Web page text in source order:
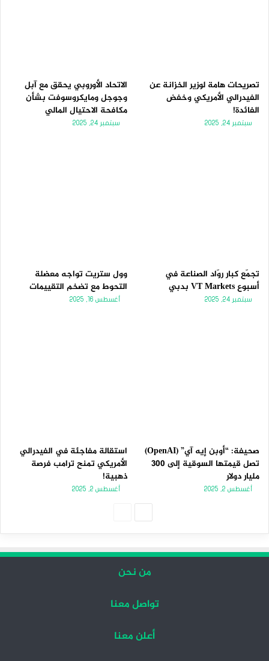
تصريحات هامة لوزير الخزانة عن
الفيدرالي الأمريكي وخفض
الفائدة!
سبتمبر 24, 2025
الاتحاد الأوروبي يحقق مع آبل
وجوجل ومايكروسوفت بشأن
مكافحة الاحتيال المالي
سبتمبر 24, 2025
تجمّع كبار روّاد الصناعة في
أسبوع VT Markets بدبي
سبتمبر 24, 2025
وول ستريت تواجه معضلة
التحوط مع تضخم التقييمات
أغسطس 16, 2025
صحيفة: “أوبن إيه آي” (OpenAI)
تصل قيمتها السوقية إلى 300
مليار دولار
أغسطس 2, 2025
استقالة مفاجئة في الفيدرالي
الأمريكي تمنح ترامب فرصة
ذهبية!
أغسطس 2, 2025
من نحن
تواصل معنا
أعلن معنا